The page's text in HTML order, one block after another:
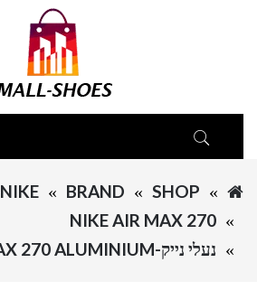
SHOP
BRAND
NIKE-נייק
NIKE AIR MAX 270
נעלי נייק-NIKE AIR MAX 270 ALUMINIUM